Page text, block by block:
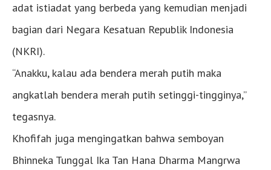
adat istiadat yang berbeda yang kemudian menjadi
bagian dari Negara Kesatuan Republik Indonesia
(NKRI).
“Anakku, kalau ada bendera merah putih maka
angkatlah bendera merah putih setinggi-tingginya,”
tegasnya.
Khofifah juga mengingatkan bahwa semboyan
Bhinneka Tunggal Ika Tan Hana Dharma Mangrwa